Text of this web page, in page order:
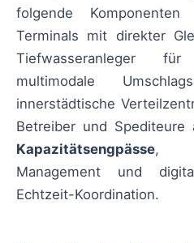
folgende Komponenten
Terminals mit direkter
Tiefwasseranleger für
multimodale
innerstädtische
Betreiber und Spediteure
Kapazitätsengpässe,
Management und
Echtzeit-Koordination.